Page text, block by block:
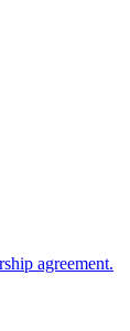
agreement.